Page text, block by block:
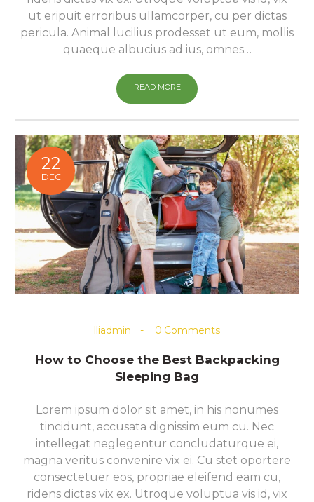
ut eripuit erroribus ullamcorper, cu per dictas
pericula. Animal lucilius prodesset ut eum, mollis
quaeque albucius ad ius, omnes…
READ MORE
22
DEC
lliadmin 0 Comments
How to Choose the Best Backpacking
Sleeping Bag
Lorem ipsum dolor sit amet, in his nonumes
tincidunt, accusata dignissim eum cu. Nec
intellegat neglegentur concludaturque ei,
magna veritus convenire vix ei. Cu stet oportere
consectetuer eos, propriae eleifend eam cu,
ridens dictas vix ex. Utroque voluptua vis id, vix